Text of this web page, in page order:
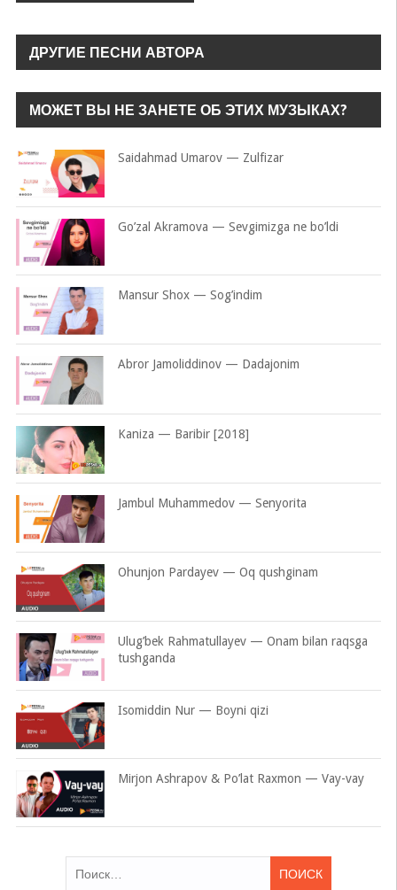
ДРУГИЕ ПЕСНИ АВТОРА
МОЖЕТ ВЫ НЕ ЗАНЕТЕ ОБ ЭТИХ МУЗЫКАХ?
Saidahmad Umarov — Zulfizar
Go’zal Akramova — Sevgimizga ne bo’ldi
Mansur Shox — Sog’indim
Abror Jamoliddinov — Dadajonim
Kaniza — Baribir [2018]
Jambul Muhammedov — Senyorita
Ohunjon Pardayev — Oq qushginam
Ulug’bek Rahmatullayev — Onam bilan raqsga
tushganda
Isomiddin Nur — Boyni qizi
Mirjon Ashrapov & Po’lat Raxmon — Vay-vay